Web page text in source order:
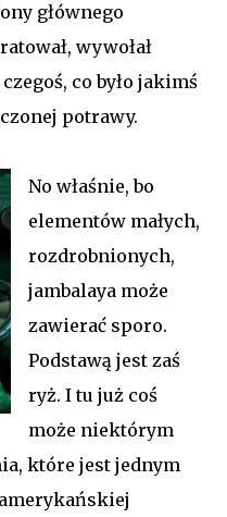
głównego
wywołał
co było jakimś
potrawy.
No właśnie, bo
elementów małych,
rozdrobnionych,
jambalaya może
zawierać sporo.
Podstawą jest zaś
ryż. I tu już coś
może niektórym
które jest jednym